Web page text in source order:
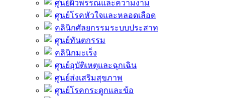
ศูนย์ผิวพรรณและความงาม
ศูนย์โรคหัวใจและหลอดเลือด
คลินิกศัลยกรรมระบบประสาท
ศูนย์ทันตกรรม
คลินิกมะเร็ง
ศูนย์อุบัติเหตุและฉุกเฉิน
ศูนย์ส่งเสริมสุขภาพ
ศูนย์โรคกระดูกและข้อ